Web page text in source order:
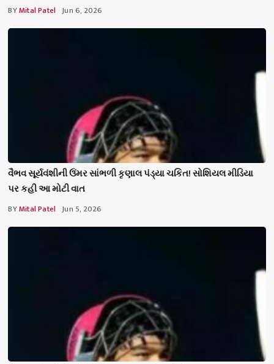
BYMital Patel Jun 6, 2026
વૈભવ સૂર્યવંશીની ઉંમર સાંભળી કૃણાલ પંડ્યા ચકિત! સોશિયલ મીડિયા
પર કહી આ મોટી વાત
BYMital Patel Jun 5, 2026